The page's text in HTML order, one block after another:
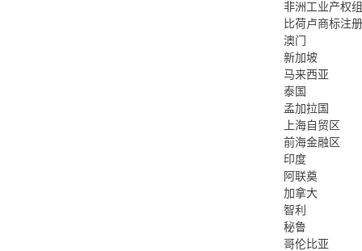
非洲工业产权
比荷卢商标注册
澳门
新加坡
马来西亚
泰国
孟加拉国
上海自贸区
前海金融区
印度
阿联奠
加拿大
智利
秘鲁
哥伦比亚